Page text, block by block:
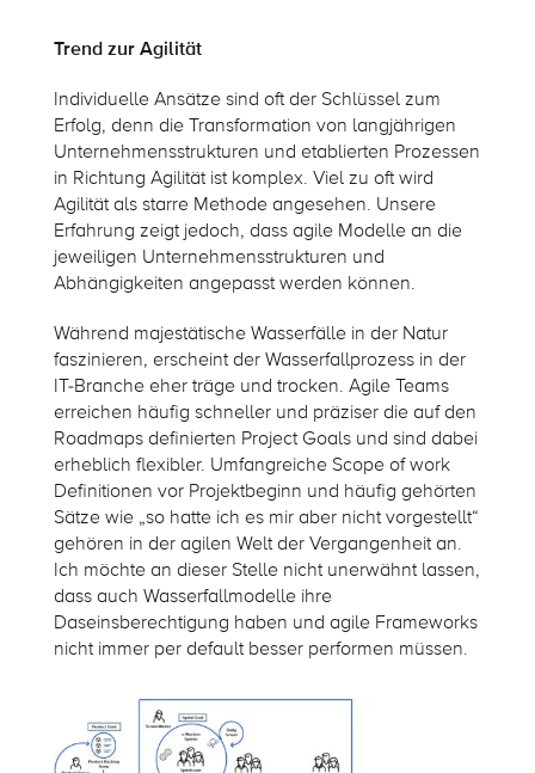
Trend zur Agilität
Individuelle Ansätze sind oft der Schlüssel zum
Erfolg, denn die Transformation von langjährigen
Unternehmensstrukturen und etablierten Prozessen
in Richtung Agilität ist komplex. Viel zu oft wird
Agilität als starre Methode angesehen. Unsere
Erfahrung zeigt jedoch, dass agile Modelle an die
jeweiligen Unternehmensstrukturen und
Abhängigkeiten angepasst werden können.
Während majestätische Wasserfälle in der Natur
faszinieren, erscheint der Wasserfallprozess in der
IT-Branche eher träge und trocken. Agile Teams
erreichen häufig schneller und präziser die auf den
Roadmaps definierten Project Goals und sind dabei
erheblich flexibler. Umfangreiche Scope of work
Definitionen vor Projektbeginn und häufig gehörten
Sätze wie „so hatte ich es mir aber nicht vorgestellt“
gehören in der agilen Welt der Vergangenheit an.
Ich möchte an dieser Stelle nicht unerwähnt lassen,
dass auch Wasserfallmodelle ihre
Daseinsberechtigung haben und agile Frameworks
nicht immer per default besser performen müssen.